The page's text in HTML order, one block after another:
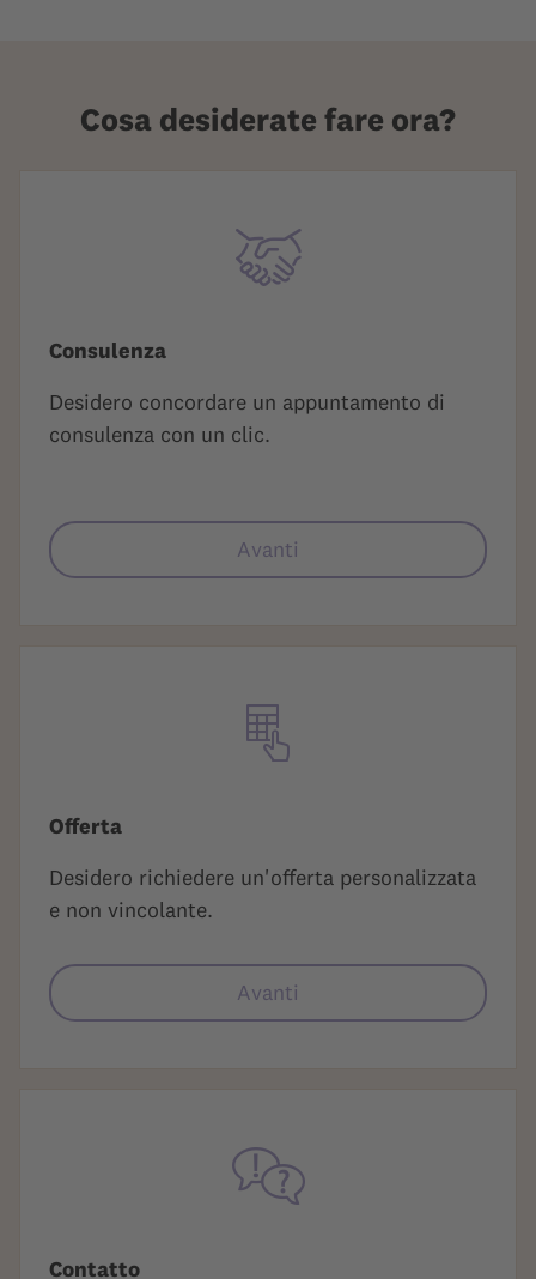
Cosa desiderate fare ora?
Consulenza
Desidero concordare un appuntamento di
consulenza con un clic.
Avanti
Offerta
Desidero richiedere un'offerta personalizzata
e non vincolante.
Avanti
Contatto